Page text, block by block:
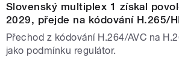
Slovenský multiplex 1 získal
2029, přejde na kódování H.265/
Přechod z kódování H.264/AVC na
jako podmínku regulátor.